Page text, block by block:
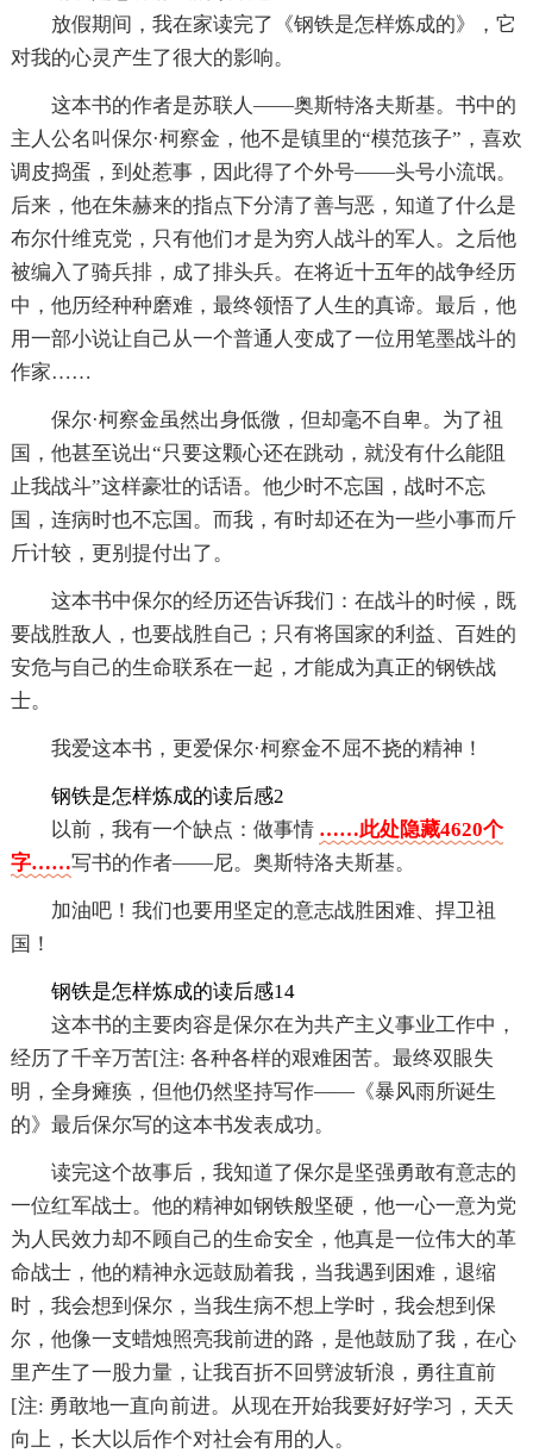
放假期间，我在家读完了《钢铁是怎样炼成的》，它
对我的心灵产生了很大的影响。
这本书的作者是苏联人——奥斯特洛夫斯基。书中的
主人公名叫保尔·柯察金，他不是镇里的“模范孩子”，喜欢
调皮捣蛋，到处惹事，因此得了个外号——头号小流氓。
后来，他在朱赫来的指点下分清了善与恶，知道了什么是
布尔什维克党，只有他们オ是为穷人战斗的军人。之后他
被编入了骑兵排，成了排头兵。在将近十五年的战争经历
中，他历经种种磨难，最终领悟了人生的真谛。最后，他
用一部小说让自己从一个普通人变成了一位用笔墨战斗的
作家……
保尔·柯察金虽然出身低微，但却毫不自卑。为了祖
国，他甚至说出“只要这颗心还在跳动，就没有什么能阻
止我战斗”这样豪壮的话语。他少时不忘国，战时不忘
国，连病时也不忘国。而我，有时却还在为一些小事而斤
斤计较，更别提付出了。
这本书中保尔的经历还告诉我们：在战斗的时候，既
要战胜敌人，也要战胜自己；只有将国家的利益、百姓的
安危与自己的生命联系在一起，才能成为真正的钢铁战
士。
我爱这本书，更爱保尔·柯察金不屈不挠的精神！
钢铁是怎样炼成的读后感2
以前，我有一个缺点：做事情 ……此处隐藏4620个
字……写书的作者——尼。奥斯特洛夫斯基。
加油吧！我们也要用坚定的意志战胜困难、捍卫祖
国！
钢铁是怎样炼成的读后感14
这本书的主要肉容是保尔在为共产主义事业工作中，
经历了千辛万苦[注: 各种各样的艰难困苦。最终双眼失
明，全身瘫痪，但他仍然坚持写作——《暴风雨所诞生
的》最后保尔写的这本书发表成功。
读完这个故事后，我知道了保尔是坚强勇敢有意志的
一位红军战士。他的精神如钢铁般坚硬，他一心一意为党
为人民效力却不顾自己的生命安全，他真是一位伟大的革
命战士，他的精神永远鼓励着我，当我遇到困难，退缩
时，我会想到保尔，当我生病不想上学时，我会想到保
尔，他像一支蜡烛照亮我前进的路，是他鼓励了我，在心
里产生了一股力量，让我百折不回劈波斩浪，勇往直前
[注: 勇敢地一直向前进。从现在开始我要好好学习，天天
向上，长大以后作个对社会有用的人。